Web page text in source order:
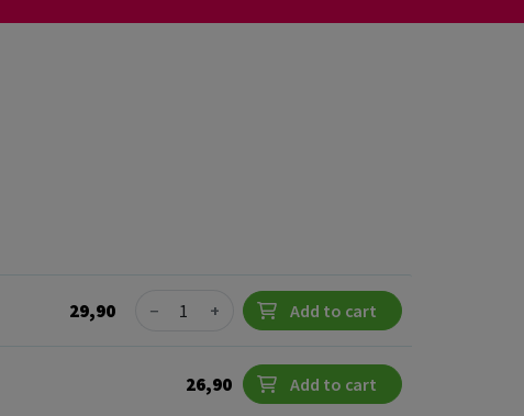
29,90 Quantity
− + Add to cart
26,90 Add to cart